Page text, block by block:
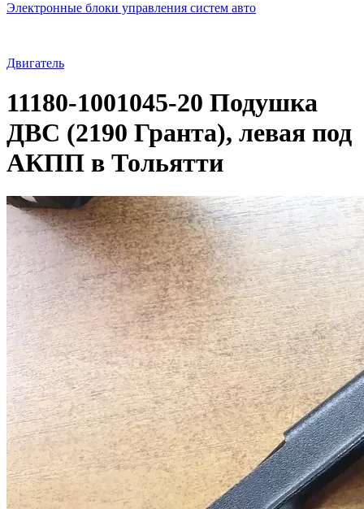
Электронные блоки управления систем авто
Двигатель
11180-1001045-20 Подушка
ДВС (2190 Гранта), левая под
АКПП в Тольятти